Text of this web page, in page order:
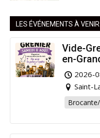
LES ÉVÉNEMENTS À VENIR
Vide-
en-
pour la
2026-
Saint-